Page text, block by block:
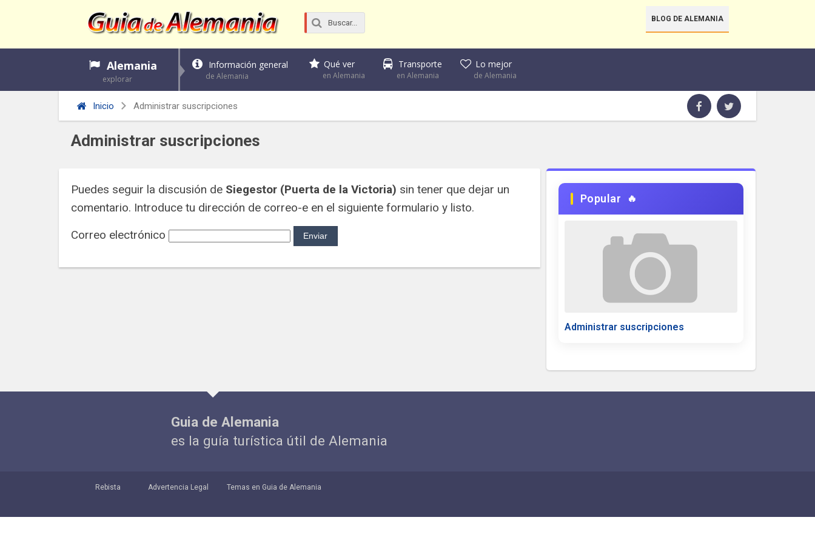
BLOG DE ALEMANIA
Alemania
explorar
Información general
de Alemania
Qué ver
en Alemania
Transporte
en Alemania
Lo mejor
de Alemania
Inicio Administrar suscripciones
Administrar suscripciones
Puedes seguir la discusión de Siegestor (Puerta de la Victoria) sin tener que dejar un
comentario. Introduce tu dirección de correo-e en el siguiente formulario y listo.
Correo electrónico
Popular
Administrar suscripciones
Guia de Alemania
es la guía turística útil de Alemania
Rebista Advertencia Legal Temas en Guia de Alemania